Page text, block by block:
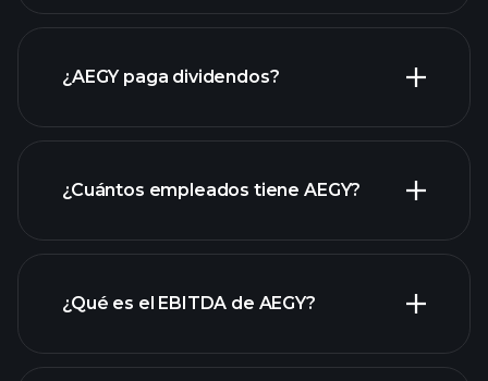
AEGY
laporan keuangan AEGY
keuangan AEGY
¿AEGY paga dividendos?
acciones de alto dividendo
¿Cuántos empleados tiene AEGY?
¿Qué es el EBITDA de AEGY?